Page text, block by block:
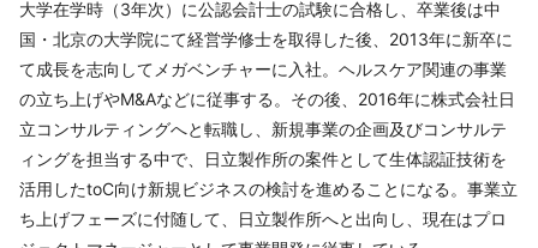
大学在学時（3年次）に公認会計士の試験に合格し、卒業後は中
国・北京の大学院にて経営学修士を取得した後、2013年に新卒に
て成長を志向してメガベンチャーに入社。ヘルスケア関連の事業
の立ち上げやM&Aなどに従事する。その後、2016年に株式会社日
立コンサルティングへと転職し、新規事業の企画及びコンサルテ
ィングを担当する中で、日立製作所の案件として生体認証技術を
活用したtoC向け新規ビジネスの検討を進めることになる。事業立
ち上げフェーズに付随して、日立製作所へと出向し、現在はプロ